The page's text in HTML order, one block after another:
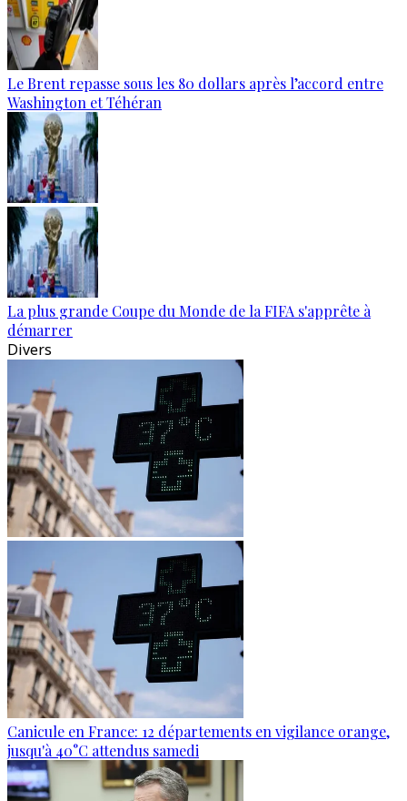
Le Brent repasse sous les 80 dollars après l’accord entre
Washington et Téhéran
La plus grande Coupe du Monde de la FIFA s'apprête à
démarrer
Divers
Canicule en France: 12 départements en vigilance orange,
jusqu'à 40°C attendus samedi